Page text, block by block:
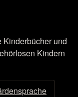
Kinderbücher und
Kindern